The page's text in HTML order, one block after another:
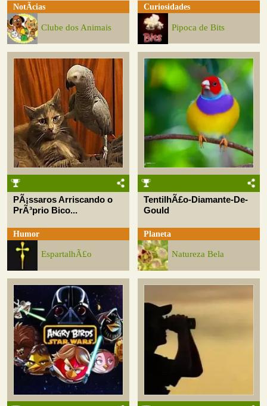
NotÃ­cias
Clube dos Animais
Curiosidades
Pipoca de Bits
PÃ¡ssaros Arriscando o
PrÃ³prio Bico...
Humor
EspartalhÃ£o
TentilhÃ£o-Diamante-De-
Gould
Planeta
Natureza Bela